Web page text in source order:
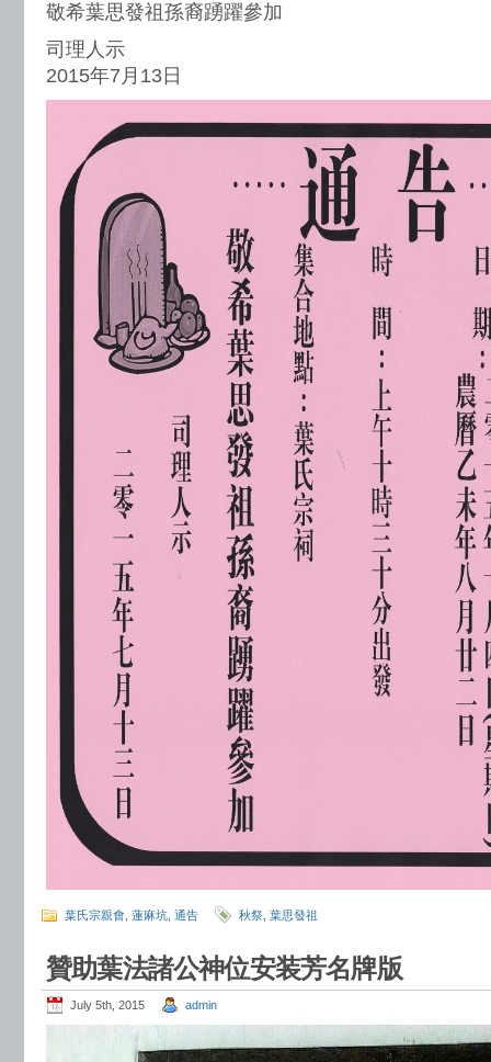
敬希葉思發祖孫裔踴躍參加
司理人示
2015年7月13日
葉氏宗親會 蓮麻坑 通告 秋祭 葉思發祖
贊助葉法諸公神位安装芳名牌版
July 5th, 2015 admin